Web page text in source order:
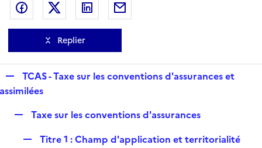
Partager sur Facebook
Partager sur Twitter
Partager sur LinkedIn
Replier
e
l
TCAS - Taxe sur les conventions d'assurances et
assimilées
p
Taxe sur les conventions d'assurances
Titre 1 : Champ d'application et territorialité